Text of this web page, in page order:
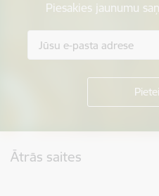
Piesakies jaunumu
Ātrās saites